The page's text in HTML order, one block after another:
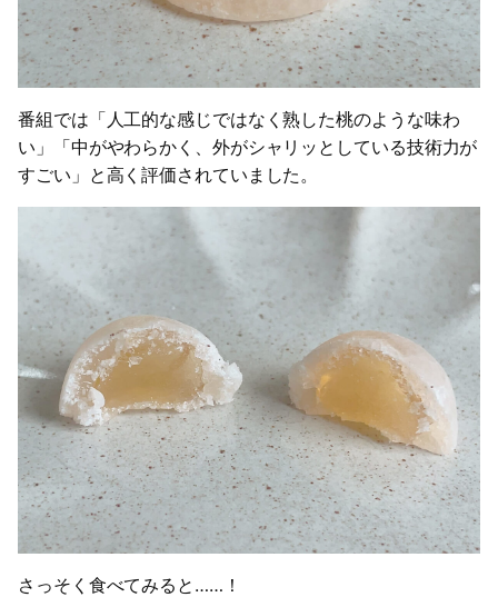
番組では「人工的な感じではなく熟した桃のような味わ
い」「中がやわらかく、外がシャリッとしている技術力が
すごい」と高く評価されていました。
さっそく食べてみると……！